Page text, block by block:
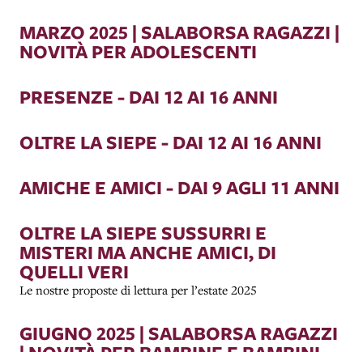
MARZO 2025 | SALABORSA RAGAZZI |
NOVITÀ PER ADOLESCENTI
PRESENZE - DAI 12 AI 16 ANNI
OLTRE LA SIEPE - DAI 12 AI 16 ANNI
AMICHE E AMICI - DAI 9 AGLI 11 ANNI
OLTRE LA SIEPE SUSSURRI E
MISTERI MA ANCHE AMICI, DI
QUELLI VERI
Le nostre proposte di lettura per l’estate 2025
GIUGNO 2025 | SALABORSA RAGAZZI